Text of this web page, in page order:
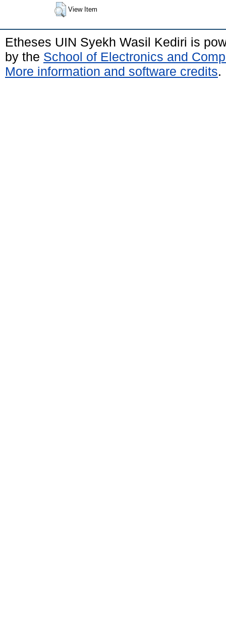
View Item
Etheses UIN Syekh Wasil Kediri is
by the School of Electronics and
More information and software credits.